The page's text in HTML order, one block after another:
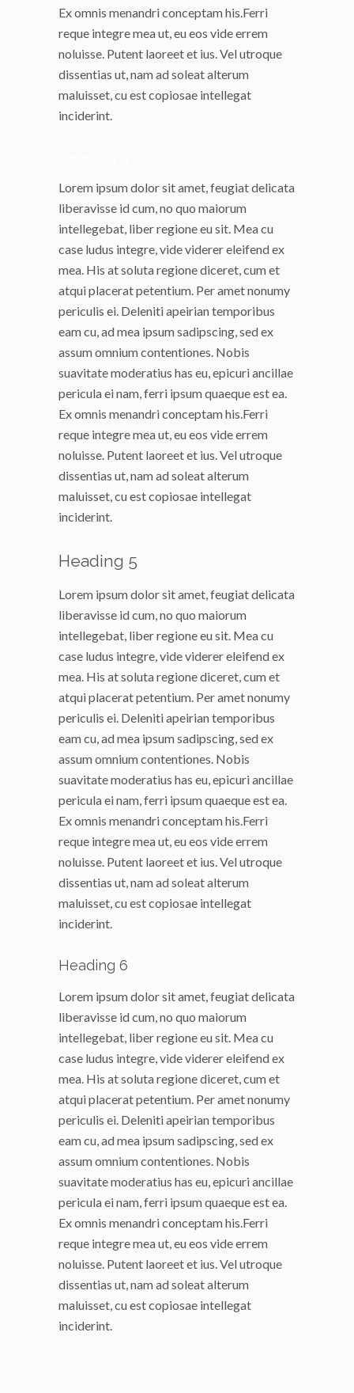
Ex omnis menandri conceptam his.Ferri
reque integre mea ut, eu eos vide errem
noluisse. Putent laoreet et ius. Vel utroque
dissentias ut, nam ad soleat alterum
maluisset, cu est copiosae intellegat
inciderint.
Lorem ipsum dolor sit amet, feugiat delicata
liberavisse id cum, no quo maiorum
intellegebat, liber regione eu sit. Mea cu
case ludus integre, vide viderer eleifend ex
mea. His at soluta regione diceret, cum et
atqui placerat petentium. Per amet nonumy
periculis ei. Deleniti apeirian temporibus
eam cu, ad mea ipsum sadipscing, sed ex
assum omnium contentiones. Nobis
suavitate moderatius has eu, epicuri ancillae
pericula ei nam, ferri ipsum quaeque est ea.
Ex omnis menandri conceptam his.Ferri
reque integre mea ut, eu eos vide errem
noluisse. Putent laoreet et ius. Vel utroque
dissentias ut, nam ad soleat alterum
maluisset, cu est copiosae intellegat
inciderint.
Heading 5
Lorem ipsum dolor sit amet, feugiat delicata
liberavisse id cum, no quo maiorum
intellegebat, liber regione eu sit. Mea cu
case ludus integre, vide viderer eleifend ex
mea. His at soluta regione diceret, cum et
atqui placerat petentium. Per amet nonumy
periculis ei. Deleniti apeirian temporibus
eam cu, ad mea ipsum sadipscing, sed ex
assum omnium contentiones. Nobis
suavitate moderatius has eu, epicuri ancillae
pericula ei nam, ferri ipsum quaeque est ea.
Ex omnis menandri conceptam his.Ferri
reque integre mea ut, eu eos vide errem
noluisse. Putent laoreet et ius. Vel utroque
dissentias ut, nam ad soleat alterum
maluisset, cu est copiosae intellegat
inciderint.
Heading 6
Lorem ipsum dolor sit amet, feugiat delicata
liberavisse id cum, no quo maiorum
intellegebat, liber regione eu sit. Mea cu
case ludus integre, vide viderer eleifend ex
mea. His at soluta regione diceret, cum et
atqui placerat petentium. Per amet nonumy
periculis ei. Deleniti apeirian temporibus
eam cu, ad mea ipsum sadipscing, sed ex
assum omnium contentiones. Nobis
suavitate moderatius has eu, epicuri ancillae
pericula ei nam, ferri ipsum quaeque est ea.
Ex omnis menandri conceptam his.Ferri
reque integre mea ut, eu eos vide errem
noluisse. Putent laoreet et ius. Vel utroque
dissentias ut, nam ad soleat alterum
maluisset, cu est copiosae intellegat
inciderint.